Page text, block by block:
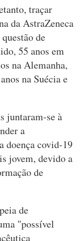
traçar
da AstraZeneca
de
55 anos em
na Alemanha,
na Suécia e
juntaram-se à
a
doença covid-19
jovem, devido a
de
de
"possível